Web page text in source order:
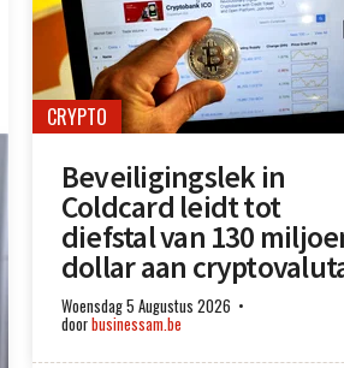
CRYPTO
Beveiligingslek in
Coldcard leidt tot
diefstal van 130
dollar aan
Woensdag 5 Augustus 2026
doorbusinessam.be